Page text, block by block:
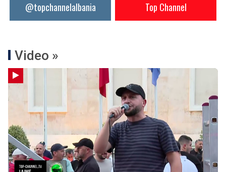
@topchannelalbania Top Channel
Video »